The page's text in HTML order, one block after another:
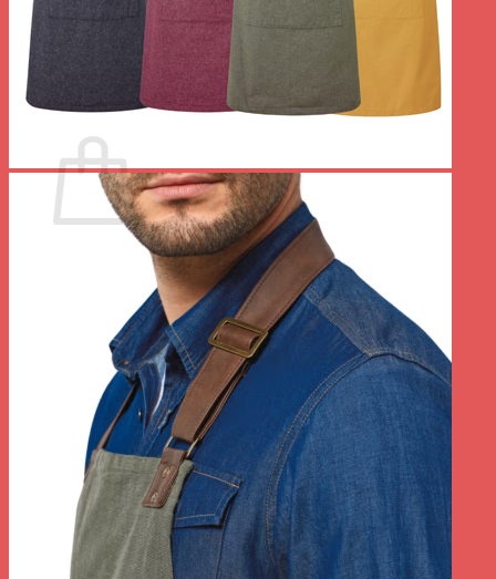
Votre panier est vide.
Retour à la boutique
0
Votre panier est vide.
Retour à la boutique